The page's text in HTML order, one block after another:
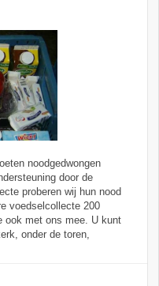
noodgedwongen
door de
proberen wij hun nood
voedselcollecte 200
ook met ons mee. U kunt
onder de toren,